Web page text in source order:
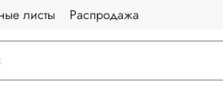
листы Распродажа